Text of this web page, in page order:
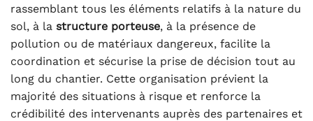
rassemblant tous les éléments relatifs à la nature du
sol, à la structure porteuse, à la présence de
pollution ou de matériaux dangereux, facilite la
coordination et sécurise la prise de décision tout au
long du chantier. Cette organisation prévient la
majorité des situations à risque et renforce la
crédibilité des intervenants auprès des partenaires et